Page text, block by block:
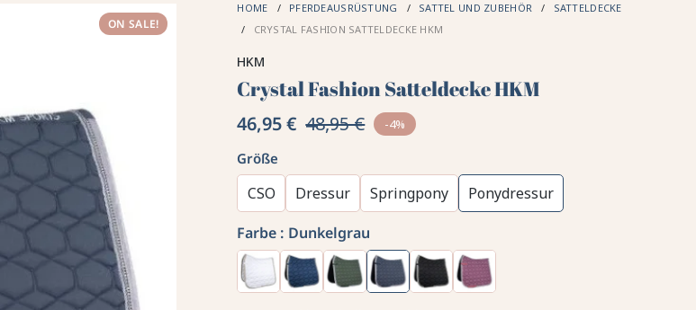
ON SALE!
HOME PFERDEAUSRÜSTUNG SATTEL UND ZUBEHÖR
SATTELDECKE
CRYSTAL FASHION SATTELDECKE HKM
HKM
Crystal Fashion Satteldecke HKM
46,95 € 48,95 € -4%
Größe
CSO Dressur Springpony
Ponydressur
Farbe : Dunkelgrau